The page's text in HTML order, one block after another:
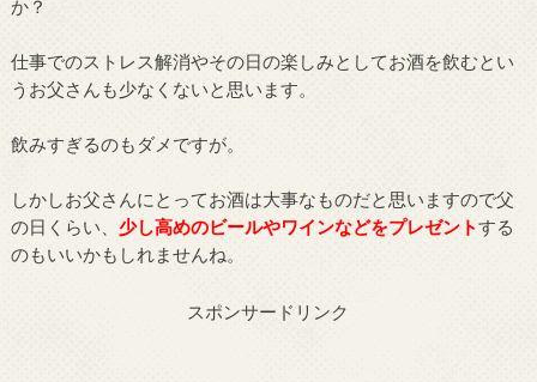
か？
仕事でのストレス解消やその日の楽しみとしてお酒を飲むとい
うお父さんも少なくないと思います。
飲みすぎるのもダメですが。
しかしお父さんにとってお酒は大事なものだと思いますので父
の日くらい、 少し高めのビールやワインなどをプレゼントする
のもいいかもしれませんね。
スポンサードリンク